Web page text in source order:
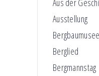
Aus der
Ausstellung
Berglied
Bergmannstag